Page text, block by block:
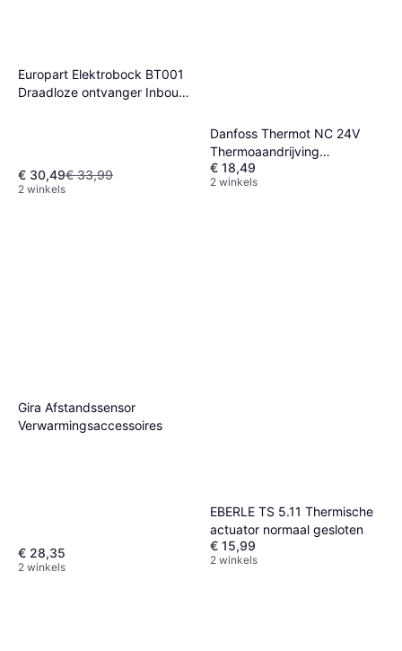
Europart Elektrobock BT001
Draadloze ontvanger Inbouw
€ 30,49€ 33,99
2 winkels
Danfoss Thermot NC 24V
Thermoaandrijving
stroomloos gesloten
Thermisch
€ 18,49
2 winkels
Gira Afstandssensor
Verwarmingsaccessoires
€ 28,35
2 winkels
EBERLE TS 5.11 Thermische
actuator normaal gesloten
€ 15,99
2 winkels